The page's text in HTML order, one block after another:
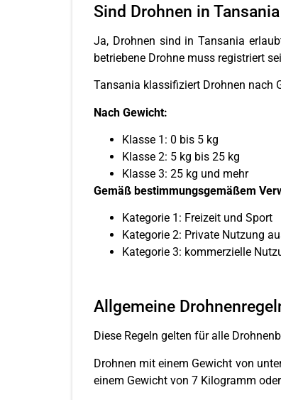
Sind Drohnen in
Ja, Drohnen sind in Tansania
betriebene Drohne muss registriert
Tansania klassifiziert Drohnen nach
Nach Gewicht:
Klasse 1: 0 bis 5 kg
Klasse 2: 5 kg bis 25 kg
Klasse 3: 25 kg und mehr
Gemäß bestimmungsgemäßem
Kategorie 1: Freizeit und Sport
Kategorie 2: Private Nutzung
Kategorie 3: kommerzielle
Allgemeine
Diese Regeln gelten für alle
Drohnen mit einem Gewicht von
einem Gewicht von 7 Kilogramm